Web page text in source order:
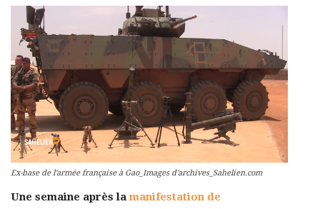
Ex-base de l'armée française à Gao_Images d'archives_Sahelien.com
Une semaine après lamanifestation de